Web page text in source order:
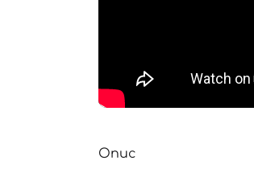
Опис